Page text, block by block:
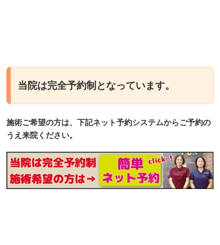
当院は完全予約制となっています。
施術ご希望の方は、下記ネット予約システムからご予約の
うえ来院ください。